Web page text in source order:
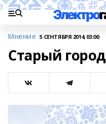
Мнение 5 СЕНТЯБРЯ 2014, 03:00
Старый город